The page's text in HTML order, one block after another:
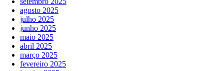
agosto 2025
julho 2025
junho 2025
maio 2025
abril 2025
março 2025
fevereiro 2025